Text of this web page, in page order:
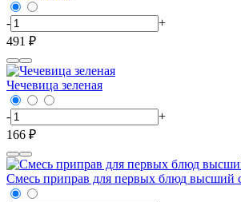
-
+
491 ₽
Чечевица зеленая
-
+
166 ₽
Смесь приправ для первых блюд высший